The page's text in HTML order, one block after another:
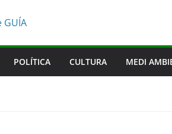
POLÍTICA CULTURA MEDI